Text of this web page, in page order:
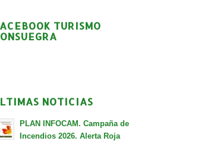
TURISMO
NOTICIAS
PLAN INFOCAM. Campaña de
Incendios 2026. Alerta Roja